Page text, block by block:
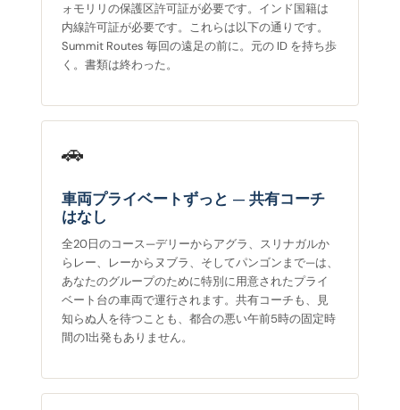
ォモリリの保護区許可証が必要です。インド国籍は
内線許可証が必要です。これらは以下の通りです。
Summit Routes 毎回の遠足の前に。元の ID を持ち歩
く。書類は終わった。
🚗
車両プライベートずっと — 共有コーチ
はなし
全20日のコース—デリーからアグラ、スリナガルか
らレー、レーからヌブラ、そしてパンゴンまで—は、
あなたのグループのために特別に用意されたプライ
ベート台の車両で運行されます。共有コーチも、見
知らぬ人を待つことも、都合の悪い午前5時の固定時
間の1出発もありません。